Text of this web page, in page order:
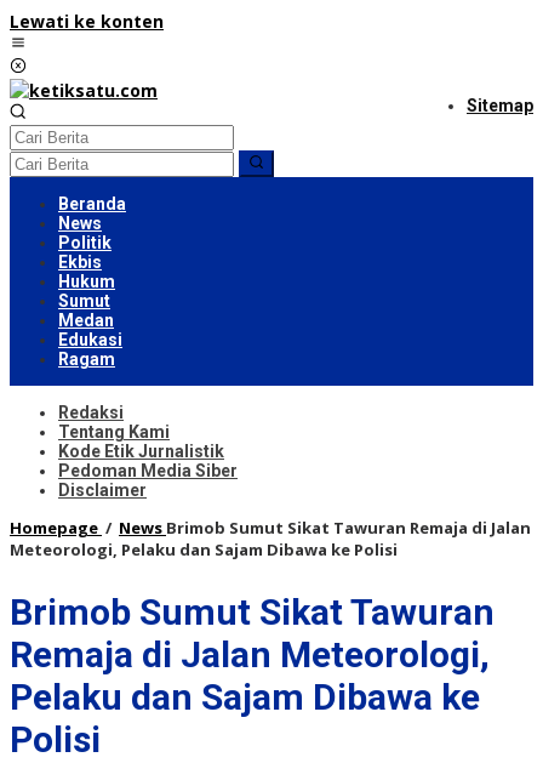
Lewati ke konten
Sitemap
Beranda
News
Politik
Ekbis
Hukum
Sumut
Medan
Edukasi
Ragam
Redaksi
Tentang Kami
Kode Etik Jurnalistik
Pedoman Media Siber
Disclaimer
Homepage / News Brimob Sumut Sikat Tawuran Remaja di Jalan
Meteorologi, Pelaku dan Sajam Dibawa ke Polisi
Brimob Sumut Sikat Tawuran
Remaja di Jalan Meteorologi,
Pelaku dan Sajam Dibawa ke
Polisi